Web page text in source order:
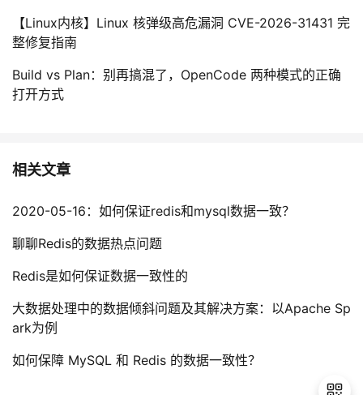
【Linux内核】Linux 核弹级高危漏洞 CVE-2026-31431 完
整修复指南
Build vs Plan：别再搞混了，OpenCode 两种模式的正确
打开方式
相关文章
2020-05-16：如何保证redis和mysql数据一致？
聊聊Redis的数据热点问题
Redis是如何保证数据一致性的
大数据处理中的数据倾斜问题及其解决方案：以Apache Sp
ark为例
如何保障 MySQL 和 Redis 的数据一致性？